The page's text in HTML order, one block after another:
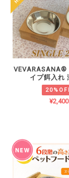
VEVARASANA®︎
イプ餌入れ
¥2,400